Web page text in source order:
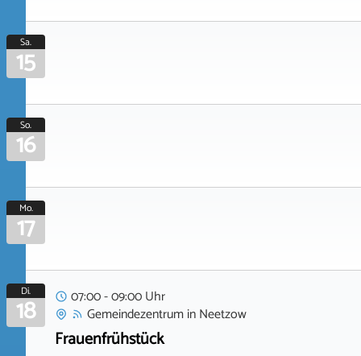
Sa.
15
So.
16
Mo.
17
Di.
18
07:00 - 09:00 Uhr
GemeindezentruminNeetzow
Frauenfrühstück